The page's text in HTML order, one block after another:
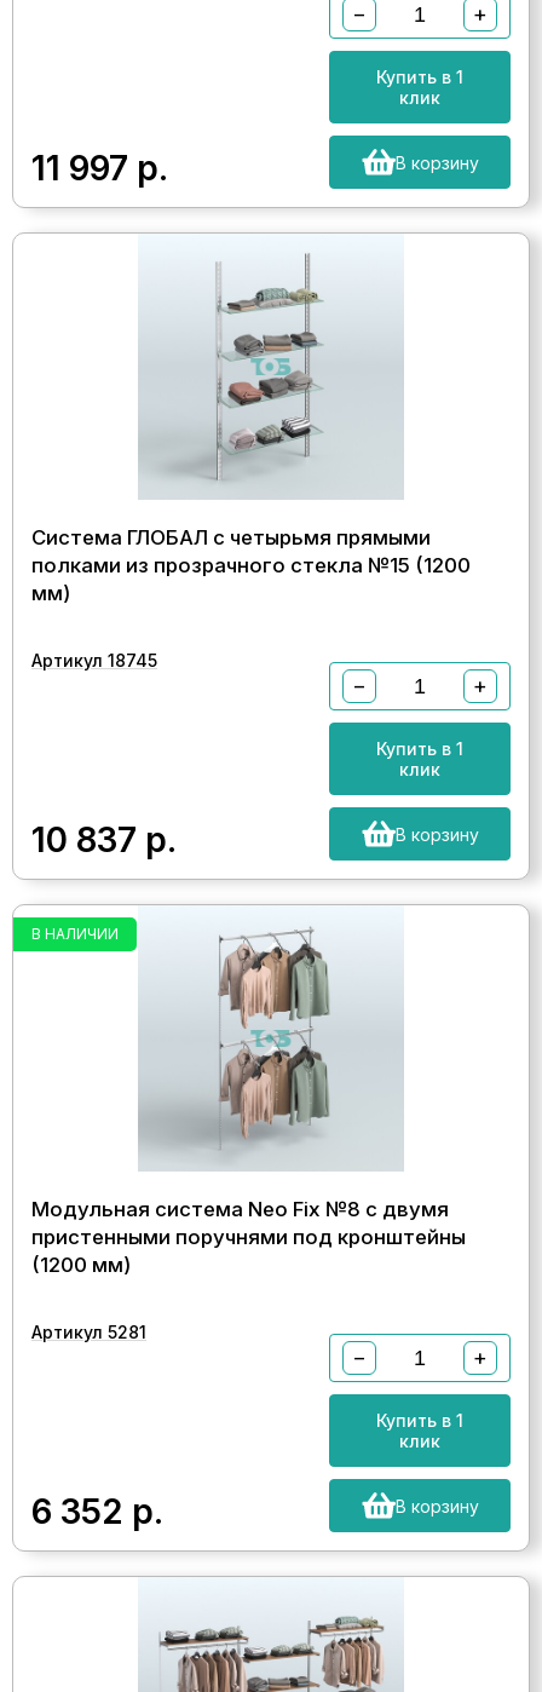
11 997 р.
− +
Купить в 1
клик
В корзину
Система ГЛОБАЛ с четырьмя прямыми
полками из прозрачного стекла №15 (1200
мм)
Артикул 18745
10 837 р.
− +
Купить в 1
клик
В корзину
В НАЛИЧИИ
Модульная система Neo Fix №8 с двумя
пристенными поручнями под кронштейны
(1200 мм)
Артикул 5281
6 352 р.
− +
Купить в 1
клик
В корзину